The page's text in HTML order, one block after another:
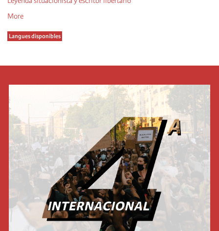
More
Langues disponibles